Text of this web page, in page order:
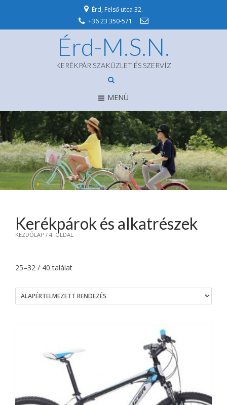
Érd, Felső utca 32.
+36 23 350-571
Érd-M.S.N.
KERÉKPÁR SZAKÜZLET ÉS SZERVÍZ
MENÜ
KEZDŐLAP / 4. OLDAL
Kerékpárok és alkatrészek
25–32 / 40 találat